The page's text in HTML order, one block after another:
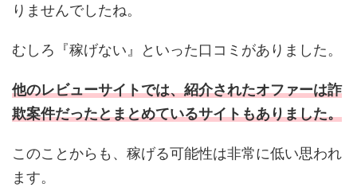
りませんでしたね。
むしろ『稼げない』といった口コミがありました。
他のレビューサイトでは、紹介されたオファーは詐
欺案件だったとまとめているサイトもありました。
このことからも、稼げる可能性は非常に低い思われ
ます。